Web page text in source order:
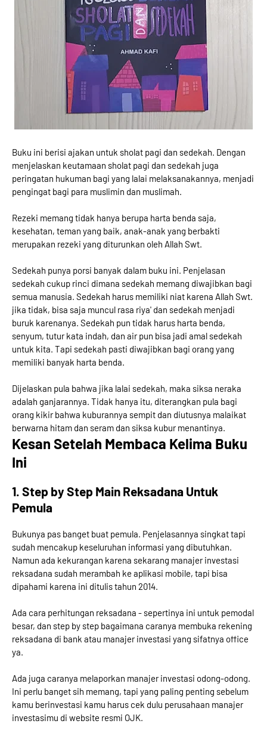
Buku ini berisi ajakan untuk sholat pagi dan sedekah. Dengan
menjelaskan keutamaan sholat pagi dan sedekah juga
peringatan hukuman bagi yang lalai melaksanakannya, menjadi
pengingat bagi para muslimin dan muslimah.
Rezeki memang tidak hanya berupa harta benda saja,
kesehatan, teman yang baik, anak-anak yang berbakti
merupakan rezeki yang diturunkan oleh Allah Swt.
Sedekah punya porsi banyak dalam buku ini. Penjelasan
sedekah cukup rinci dimana sedekah memang diwajibkan bagi
semua manusia. Sedekah harus memiliki niat karena Allah Swt.
jika tidak, bisa saja muncul rasa riya' dan sedekah menjadi
buruk karenanya. Sedekah pun tidak harus harta benda,
senyum, tutur kata indah, dan air pun bisa jadi amal sedekah
untuk kita. Tapi sedekah pasti diwajibkan bagi orang yang
memiliki banyak harta benda.
Dijelaskan pula bahwa jika lalai sedekah, maka siksa neraka
adalah ganjarannya. Tidak hanya itu, diterangkan pula bagi
orang kikir bahwa kuburannya sempit dan diutusnya malaikat
berwarna hitam dan seram dan siksa kubur menantinya.
Kesan Setelah Membaca Kelima Buku
Ini
1. Step by Step Main Reksadana Untuk
Pemula
Bukunya pas banget buat pemula. Penjelasannya singkat tapi
sudah mencakup keseluruhan informasi yang dibutuhkan.
Namun ada kekurangan karena sekarang manajer investasi
reksadana sudah merambah ke aplikasi mobile, tapi bisa
dipahami karena ini ditulis tahun 2014.
Ada cara perhitungan reksadana - sepertinya ini untuk pemodal
besar, dan step by step bagaimana caranya membuka rekening
reksadana di bank atau manajer investasi yang sifatnya office
ya.
Ada juga caranya melaporkan manajer investasi odong-odong.
Ini perlu banget sih memang, tapi yang paling penting sebelum
kamu berinvestasi kamu harus cek dulu perusahaan manajer
investasimu di website resmi OJK.